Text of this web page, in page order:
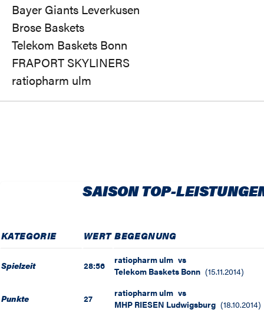
Bayer Giants Leverkusen
Brose Baskets
Telekom Baskets Bonn
FRAPORT SKYLINERS
ratiopharm ulm
SAISON TOP-
KATEGORIE WERT BEGEGNUNG
Spielzeit 28:56 ratiopharm ulm vs
Telekom Baskets Bonn (15.11.2014)
Punkte 27 ratiopharm ulm vs
MHP RIESEN Ludwigsburg (18.10.2014)